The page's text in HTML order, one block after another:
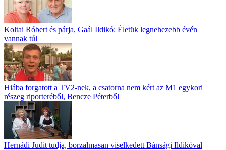
Koltai Róbert és párja, Gaál Ildikó: Életük legnehezebb évén
vannak túl
Hiába forgatott a TV2-nek, a csatorna nem kért az M1 egykori
részeg riporteréből, Bencze Péterből
Hernádi Judit tudja, borzalmasan viselkedett Bánsági Ildikóval